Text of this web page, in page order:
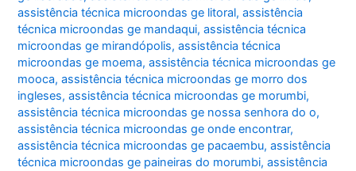
assistência técnica microondas ge litoral,assistência
técnica microondas ge mandaqui,assistência técnica
microondas ge mirandópolis,assistência técnica
microondas ge moema,assistência técnica microondas ge
mooca,assistência técnica microondas ge morro dos
ingleses,assistência técnica microondas ge morumbi,
assistência técnica microondas ge nossa senhora do o,
assistência técnica microondas ge onde encontrar,
assistência técnica microondas ge pacaembu,assistência
técnica microondas ge paineiras do morumbi,assistência